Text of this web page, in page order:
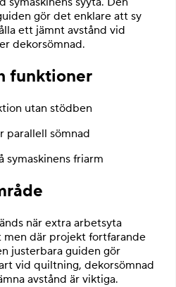
gör det enklare att sy
ett jämnt avstånd vid
dekorsömnad.
funktioner
utan stödben
parallell sömnad
symaskinens friarm
när extra arbetsyta
men där projekt fortfarande
justerbara guiden gör
vid quiltning, dekorsömnad
avstånd är viktiga.